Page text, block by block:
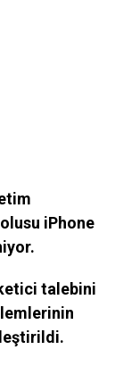
iPhone
talebini